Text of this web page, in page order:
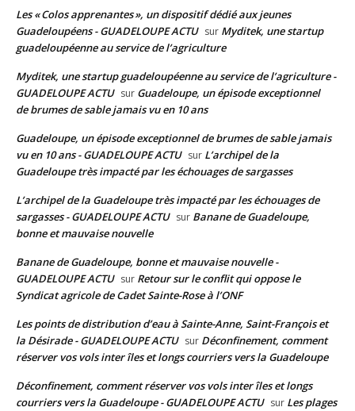
Les « Colos apprenantes », un dispositif dédié aux jeunes
Guadeloupéens - GUADELOUPE ACTU sur Myditek, une startup
guadeloupéenne au service de l’agriculture
Myditek, une startup guadeloupéenne au service de l’agriculture -
GUADELOUPE ACTU sur Guadeloupe, un épisode exceptionnel
de brumes de sable jamais vu en 10 ans
Guadeloupe, un épisode exceptionnel de brumes de sable jamais
vu en 10 ans - GUADELOUPE ACTU sur L’archipel de la
Guadeloupe très impacté par les échouages de sargasses
L’archipel de la Guadeloupe très impacté par les échouages de
sargasses - GUADELOUPE ACTU sur Banane de Guadeloupe,
bonne et mauvaise nouvelle
Banane de Guadeloupe, bonne et mauvaise nouvelle -
GUADELOUPE ACTU sur Retour sur le conflit qui oppose le
Syndicat agricole de Cadet Sainte-Rose à l’ONF
Les points de distribution d’eau à Sainte-Anne, Saint-François et
la Désirade - GUADELOUPE ACTU sur Déconfinement, comment
réserver vos vols inter îles et longs courriers vers la Guadeloupe
Déconfinement, comment réserver vos vols inter îles et longs
courriers vers la Guadeloupe - GUADELOUPE ACTU sur Les plages